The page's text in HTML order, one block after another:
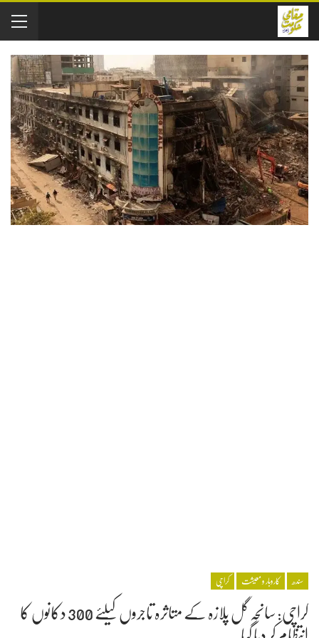
سندھ کاروبار و معیشت کراچی
کراچی: سانحہ گل پلازہ کے متاثرہ تاجروں کیلئے 300 دکانوں کا
انتظام کر دیا گیا